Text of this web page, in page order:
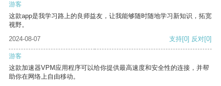
游客
这款app是我学习路上的良师益友，让我能够随时随地学习新知识，拓宽
视野。
2024-08-07
支持[0] 反对[0]
游客
这款加速器VPM应用程序可以给你提供最高速度和安全性的连接，并帮
助你在网络上自由移动。